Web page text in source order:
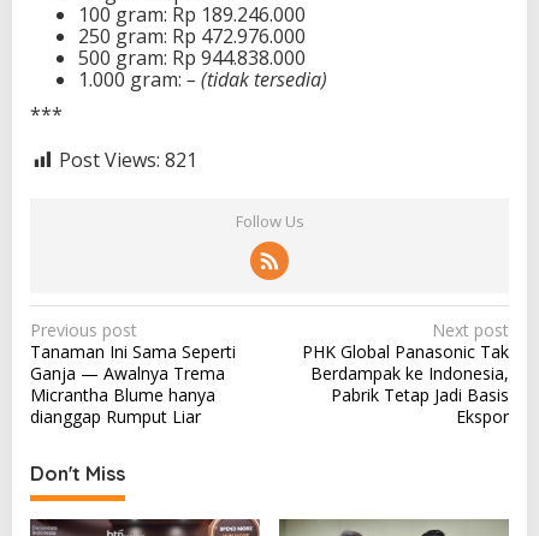
100 gram: Rp 189.246.000
250 gram: Rp 472.976.000
500 gram: Rp 944.838.000
1.000 gram: – (tidak tersedia)
***
Post Views: 821
Follow Us
P
o
s
t
n
a
Previous post
Tanaman Ini Sama Seperti
Ganja — Awalnya Trema
Micrantha Blume hanya
dianggap Rumput Liar
Next post
PHK Global Panasonic Tak
Berdampak ke Indonesia,
Pabrik Tetap Jadi Basis
Ekspor
Don't Miss